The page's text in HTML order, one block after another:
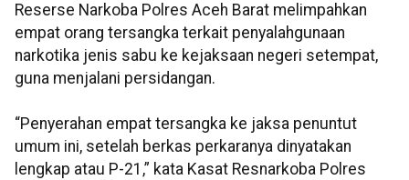
Reserse Narkoba Polres Aceh Barat melimpahkan
empat orang tersangka terkait penyalahgunaan
narkotika jenis sabu ke kejaksaan negeri setempat,
guna menjalani persidangan.
“Penyerahan empat tersangka ke jaksa penuntut
umum ini, setelah berkas perkaranya dinyatakan
lengkap atau P-21,” kata Kasat Resnarkoba Polres